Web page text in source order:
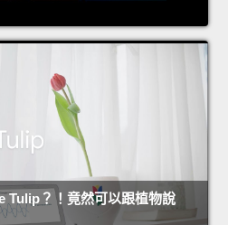
Tulip？！竟然可以跟植物說